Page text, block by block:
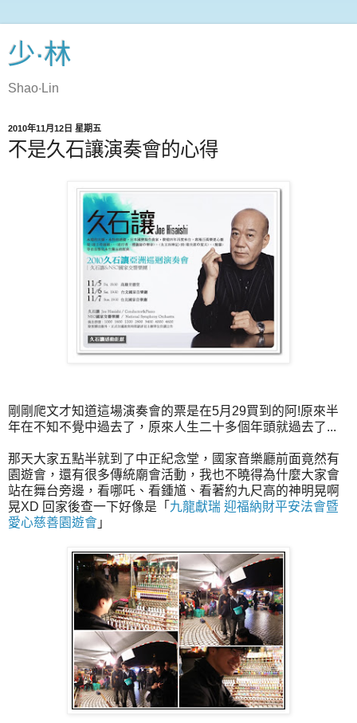
少‧林
Shao‧Lin
2010年11月12日 星期五
不是久石讓演奏會的心得
剛剛爬文才知道這場演奏會的票是在5月29買到的阿!原來半
年在不知不覺中過去了，原來人生二十多個年頭就過去了...
那天大家五點半就到了中正紀念堂，國家音樂廳前面竟然有
園遊會，還有很多傳統廟會活動，我也不曉得為什麼大家會
站在舞台旁邊，看哪吒、看鍾馗、看著約九尺高的神明晃啊
晃XD 回家後查一下好像是「 九龍獻瑞 迎福納財平安法會暨
愛心慈善園遊會 」